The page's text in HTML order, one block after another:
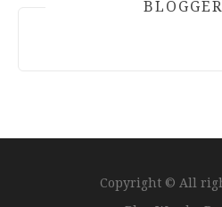
Copyright © All